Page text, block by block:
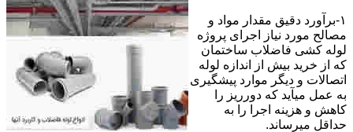
۱-برآورد دقیق مقدار مواد و
مصالح مورد نیاز اجرای پروژه
لوله کشی فاضلاب ساختمان
که از خرید بیش از اندازه لوله
اتصالات و دیگر موارد پیشگیری
به عمل میآید که دورریز را
کاهش و هزینه اجرا را به
حداقل میرساند.